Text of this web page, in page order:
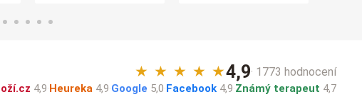
★ ★ ★ ★ ★4,9· 1773 hodnocení
4,9·Heureka 4,9·Google 5,0·Facebook 4,9·Známý terapeut 4,7